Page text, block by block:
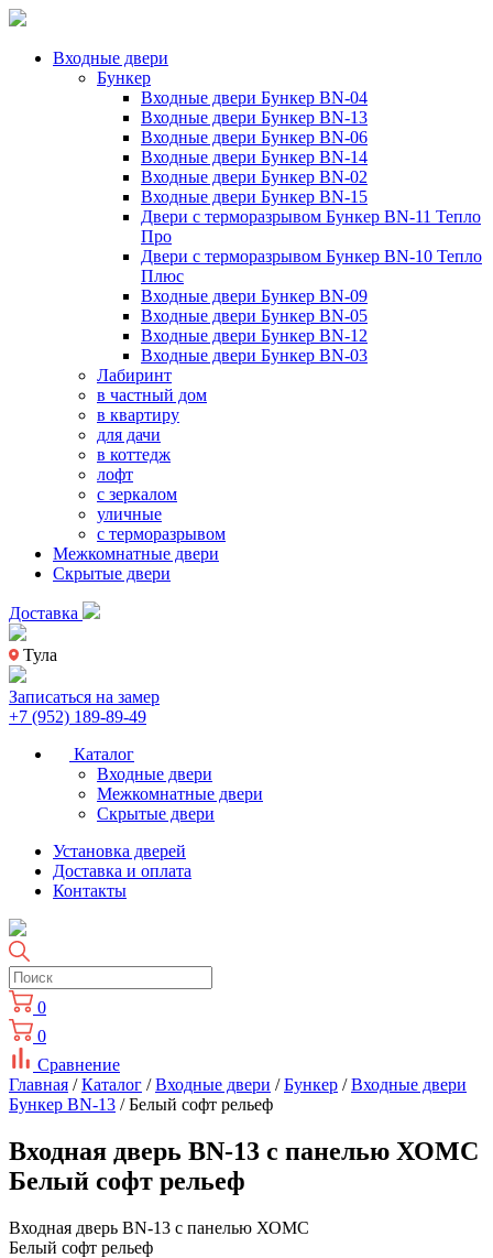
Входные двери
Бункер
Входные двери Бункер BN-04
Входные двери Бункер BN-13
Входные двери Бункер BN-06
Входные двери Бункер BN-14
Входные двери Бункер BN-02
Входные двери Бункер BN-15
Двери с терморазрывом Бункер BN-11 Тепло
Про
Двери с терморазрывом Бункер BN-10 Тепло
Плюс
Входные двери Бункер BN-09
Входные двери Бункер BN-05
Входные двери Бункер BN-12
Входные двери Бункер BN-03
Лабиринт
в частный дом
в квартиру
для дачи
в коттедж
лофт
с зеркалом
уличные
с терморазрывом
Межкомнатные двери
Скрытые двери
Доставка
Тула
Записаться на замер
+7 (952) 189-89-49
Каталог
Входные двери
Межкомнатные двери
Скрытые двери
Установка дверей
Доставка и оплата
Контакты
0
0
Сравнение
Главная /Каталог /Входные двери /Бункер /Входные двери
Бункер BN-13 / Белый софт рельеф
Входная дверь BN-13 с панелью ХОМС
Белый софт рельеф
Входная дверь BN-13 с панелью ХОМС
Белый софт рельеф